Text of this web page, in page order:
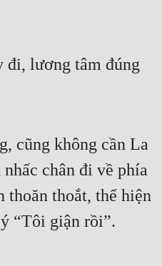
đi, lương tâm đúng
cũng không cần La
chân đi về phía
thoăn thoắt, thể hiện
“Tôi giận rồi”.